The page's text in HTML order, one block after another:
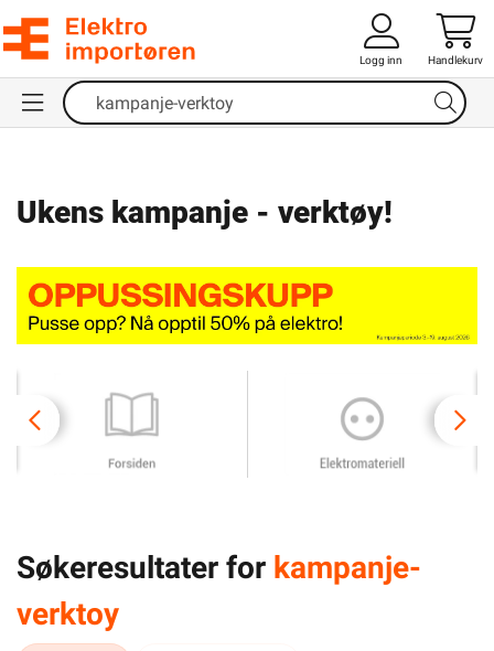
Logg inn Handlekurv
Ukens kampanje - verktøy!
Søkeresultater for kampanje-
verktoy